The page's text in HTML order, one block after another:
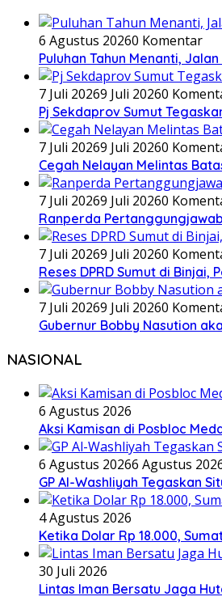
6 Agustus 20260 Komentar
Puluhan Tahun Menanti,
7 Juli 20269 Juli 20260
Pj Sekdaprov Sumut
7 Juli 20269 Juli 20260
Cegah Nelayan Melintas
7 Juli 20269 Juli 20260
Ranperda
7 Juli 20269 Juli 20260
Reses DPRD Sumut di
7 Juli 20269 Juli 20260
Gubernur Bobby Nasution
NASIONAL
6 Agustus 2026
Aksi Kamisan di Posbloc
6 Agustus 20266 Agustus
GP Al-Washliyah Tegaskan
4 Agustus 2026
Ketika Dolar Rp 18.000,
30 Juli 2026
Lintas Iman Bersatu Jaga